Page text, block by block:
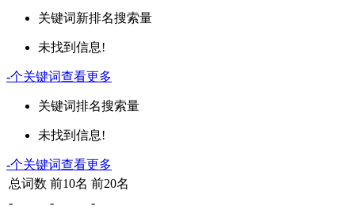
关键词新排名搜索量
未找到信息!
-个关键词查看更多
关键词排名搜索量
未找到信息!
-个关键词查看更多
总词数 前10名 前20名
-
-
-